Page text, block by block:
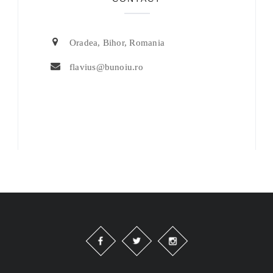
Oradea, Bihor, Romania
flavius@bunoiu.ro